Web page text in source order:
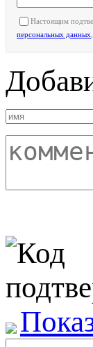
Настоящим
персональных данных